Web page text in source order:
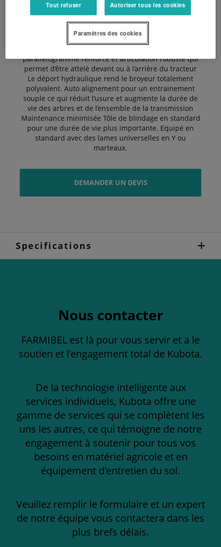
500 mm la sortie de la PDF permet de ne pas modifier
l’angle.
parallélogramme renforcé et articulation robuste qui
permet d’être attelé devant ou à l’arrière du tracteur
Le déport hydraulique rend le broyeur totalement
polyvalent. Auto alignement pour un entrainement
souple ce qui réduit l’usure et augmente la durée de
vie des arbres et de l’ensemble de la transmission
Maintenance minimisée Tôle de blindage en standard
pour une durée de vie plus importante. Equipé en
standard avec des lames universelles en Y ou
marteaux.
DEMANDER UN DEVIS
Specifications
Nous contacter
FARMIBEL est là pour vous servir et a le
soutien et l'engagement total de Kubota.
De la technologie intelligente aux
services individuels, Kubota offre une
gamme de services qui se complètent les
uns les autres, ce qui témoigne de notre
engagement à soutenir pour tous vos
besoins en matériel agricole et en
équipement d'entretien du sol.
Veuillez remplir le formulaire et un expert
de notre équipe vous contactera dans les
plus brefs délais.
Tout refuser Autoriser tous les cookies
Paramètres des cookies